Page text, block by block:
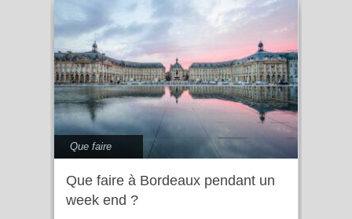
Que faire
Que faire à Bordeaux pendant un
week end ?